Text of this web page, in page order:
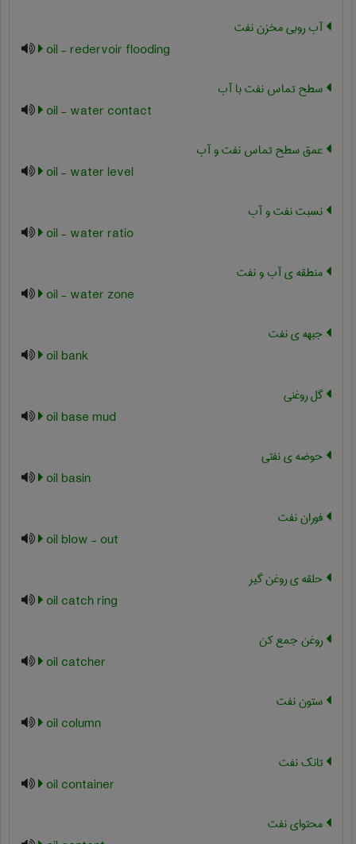
آب روبی مخزن نفت
oil - redervoir flooding
سطح تماس نفت با آب
oil - water contact
عمق سطح تماس نفت و آب
oil - water level
نسبت نفت و آب
oil - water ratio
منطقه ی آب و نفت
oil - water zone
جبهه ی نفت
oil bank
گل روغنی
oil base mud
حوضه ی نفتی
oil basin
فوران نفت
oil blow - out
حلقه ی روغن گیر
oil catch ring
روغن جمع کن
oil catcher
ستون نفت
oil column
تانک نفت
oil container
محتوای نفت